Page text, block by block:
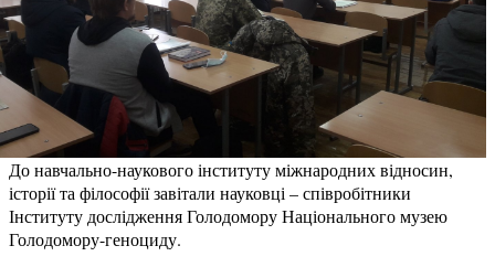
До навчально-наукового інституту міжнародних відносин,
історії та філософії завітали науковці – співробітники
Інституту дослідження Голодомору Національного музею
Голодомору-геноциду.